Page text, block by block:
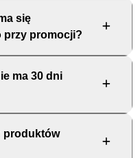
się
przy promocji?
produkt jest
ma ustawioną cenę
regularną. Jeśli nie
bez „promocji”, w
komunikatu na siłę.
ma 30 dni
wtyczki komunikat może
produktów